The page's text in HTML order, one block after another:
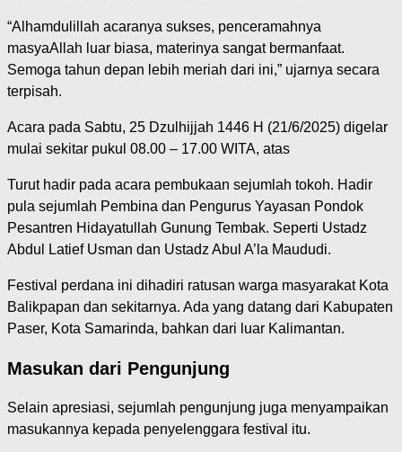
“Alhamdulillah acaranya sukses, penceramahnya
masyaAllah luar biasa, materinya sangat bermanfaat.
Semoga tahun depan lebih meriah dari ini,” ujarnya secara
terpisah.
Acara pada Sabtu, 25 Dzulhijjah 1446 H (21/6/2025) digelar
mulai sekitar pukul 08.00 – 17.00 WITA, atas
Turut hadir pada acara pembukaan sejumlah tokoh. Hadir
pula sejumlah Pembina dan Pengurus Yayasan Pondok
Pesantren Hidayatullah Gunung Tembak. Seperti Ustadz
Abdul Latief Usman dan Ustadz Abul A’la Maududi.
Festival perdana ini dihadiri ratusan warga masyarakat Kota
Balikpapan dan sekitarnya. Ada yang datang dari Kabupaten
Paser, Kota Samarinda, bahkan dari luar Kalimantan.
Masukan dari Pengunjung
Selain apresiasi, sejumlah pengunjung juga menyampaikan
masukannya kepada penyelenggara festival itu.